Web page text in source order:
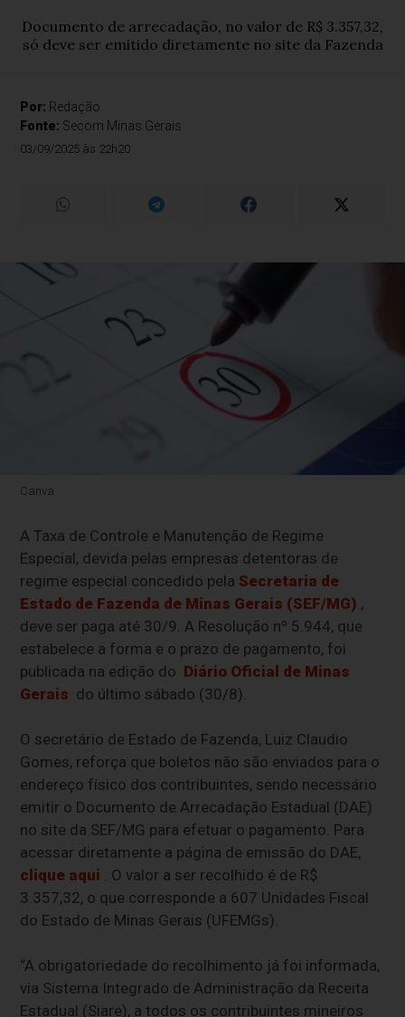
Documento de arrecadação, no valor de R$ 3.357,32,
só deve ser emitido diretamente no site da Fazenda
Por: Redação
Fonte: Secom Minas Gerais
03/09/2025 às 22h20
Canva
A Taxa de Controle e Manutenção de Regime
Especial, devida pelas empresas detentoras de
regime especial concedido pela Secretaria de
Estado de Fazenda de Minas Gerais (SEF/MG) ,
deve ser paga até 30/9. A Resolução nº 5.944, que
estabelece a forma e o prazo de pagamento, foi
publicada na edição do Diário Oficial de Minas
Gerais do último sábado (30/8).
O secretário de Estado de Fazenda, Luiz Claudio
Gomes, reforça que boletos não são enviados para o
endereço físico dos contribuintes, sendo necessário
emitir o Documento de Arrecadação Estadual (DAE)
no site da SEF/MG para efetuar o pagamento. Para
acessar diretamente a página de emissão do DAE,
clique aqui . O valor a ser recolhido é de R$
3.357,32, o que corresponde a 607 Unidades Fiscal
do Estado de Minas Gerais (UFEMGs).
“A obrigatoriedade do recolhimento já foi informada,
via Sistema Integrado de Administração da Receita
Estadual (Siare), a todos os contribuintes mineiros